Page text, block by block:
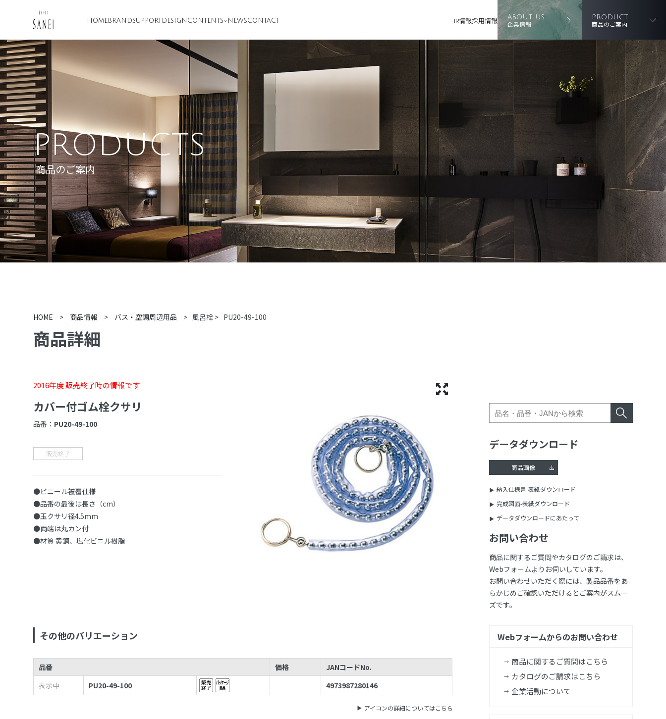
HOME BRANDSUPPORT DESIGN CONTENTS NEWSCONTACT IR情報採用情報 ABOUT US
企業情報
PRODUCT
商品のご案内
PRODUCTS
商品のご案内
HOME > 商品情報 > バス・空調周辺用品 > 風呂栓 > PU20-49-100
商品詳細
2016年度 販売終了時の情報です
カバー付ゴム栓クサリ
品番： PU20-49-100
販売終了
●ビニール被覆仕様
●品番の最後は長さ（cm）
●玉クサリ径4.5mm
●両端は丸カン付
●材質 黄銅、塩化ビニル樹脂
その他のバリエーション
品番 価格
JANコードNo.
表示中
PU20-49-100 4973987280146
アイコンの詳細についてはこちら
データダウンロード
商品画像
納入仕様書-表紙ダウンロード
完成図面-表紙ダウンロード
データダウンロードにあたって
お問い合わせ
商品に関するご質問やカタログのご請求は、
Webフォームよりお伺いしています。
お問い合わせいただく際には、製品品番をあ
らかじめご確認いただけるとご案内がスムー
ズです。
Webフォームからのお問い合わせ
商品に関するご質問はこちら
カタログのご請求はこちら
企業活動について